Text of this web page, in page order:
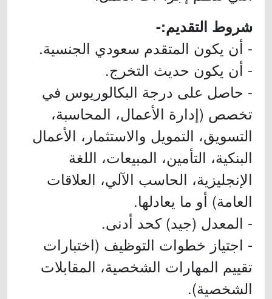
شروط التقديم:-
- أن يكون المتقدم سعودي الجنسية.
- أن يكون حديث التخرج.
- حاصل على درجة البكالوريوس في
تخصص (إدارة الأعمال، المحاسبة،
التسويق، التمويل والاستثمار، الأعمال
البنكية، التأمين، المبيعات، اللغة
الإنجليزية، الحاسب الآلي، العلاقات
العامة) أو ما يعادلها.
- المعدل (جيد) كحد أدنى.
- اجتياز خطوات التوظيف (اختبارات
تقييم المهارات الشخصية، المقابلات
الشخصية).